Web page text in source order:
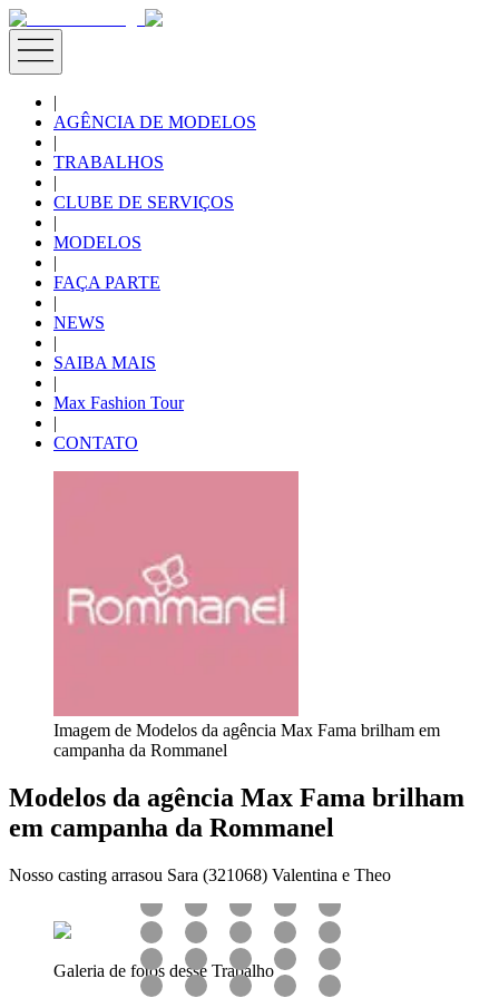
|
AGÊNCIA DE MODELOS
|
TRABALHOS
|
CLUBE DE SERVIÇOS
|
MODELOS
|
FAÇA PARTE
|
NEWS
|
SAIBA MAIS
|
Max Fashion Tour
|
CONTATO
Imagem de Modelos da agência Max Fama brilham em
campanha da Rommanel
Modelos da agência Max Fama brilham
em campanha da Rommanel
Nosso casting arrasou Sara (321068) Valentina e Theo
Galeria de fotos desse Trabalho